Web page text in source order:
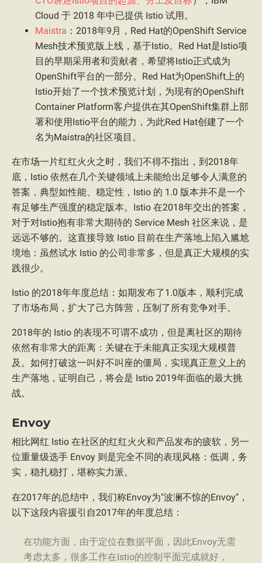
Cloud 于 2018 年中已提供 Istio 试用。
Maistra ：2018年9月，Red Hat的OpenShift Service
Mesh技术预览版上线，基于Istio。Red Hat是Istio项
目的早期采用者和贡献者，希望将Istio正式成为
OpenShift平台的一部分。Red Hat为OpenShift上的
Istio开始了一个技术预览计划，为现有的OpenShift
Container Platform客户提供在其OpenShift集群上部
署和使用Istio平台的能力，为此Red Hat创建了一个
名为Maistra的社区项目。
在市场一片红红火火之时，我们不得不指出，到2018年
底，Istio 依然在几个关键领域上未能给出足够令人满意的
答案，典型如性能、稳定性，Istio 的 1.0 版本并不是一个
有足够生产强度的稳定版本。Istio 在2018年交出的答案，
对于对Istio抱有非常大期待的 Service Mesh 社区来说，是
远远不够的。这直接导致 Istio 目前在生产落地上陷入尴尬
境地：虽然试水 Istio 的公司非常多，但是真正大规模的实
践很少。
Istio 的2018年年度总结：如期发布了1.0版本，顺利完成
了市场布局，扩大了己方阵营，压制了所有竞争对手。
2018年的 Istio 的表现不可谓不成功，但是离社区的期待
依然有非常大的距离：关键在于未能真正实现大规模普
及。如何打破这一叫好不叫座的僵局，实现真正意义上的
生产落地，证明自己，将会是 Istio 2019年面临的最大挑
战。
Envoy
相比网红 Istio 在社区的红红火火和产品发布的疲软，另一
位重量级选手 Envoy 则是完全不同的表现风格：低调，务
实，稳扎稳打，堪称实力派。
在2017年的总结中，我们称Envoy为"波澜不惊的Envoy"，
以下这段内容援引自2017年的年度总结：
在功能方面，由于定位在数据平面，因此Envoy无需
考虑太多，很多工作在Istio的控制平面完成就好，